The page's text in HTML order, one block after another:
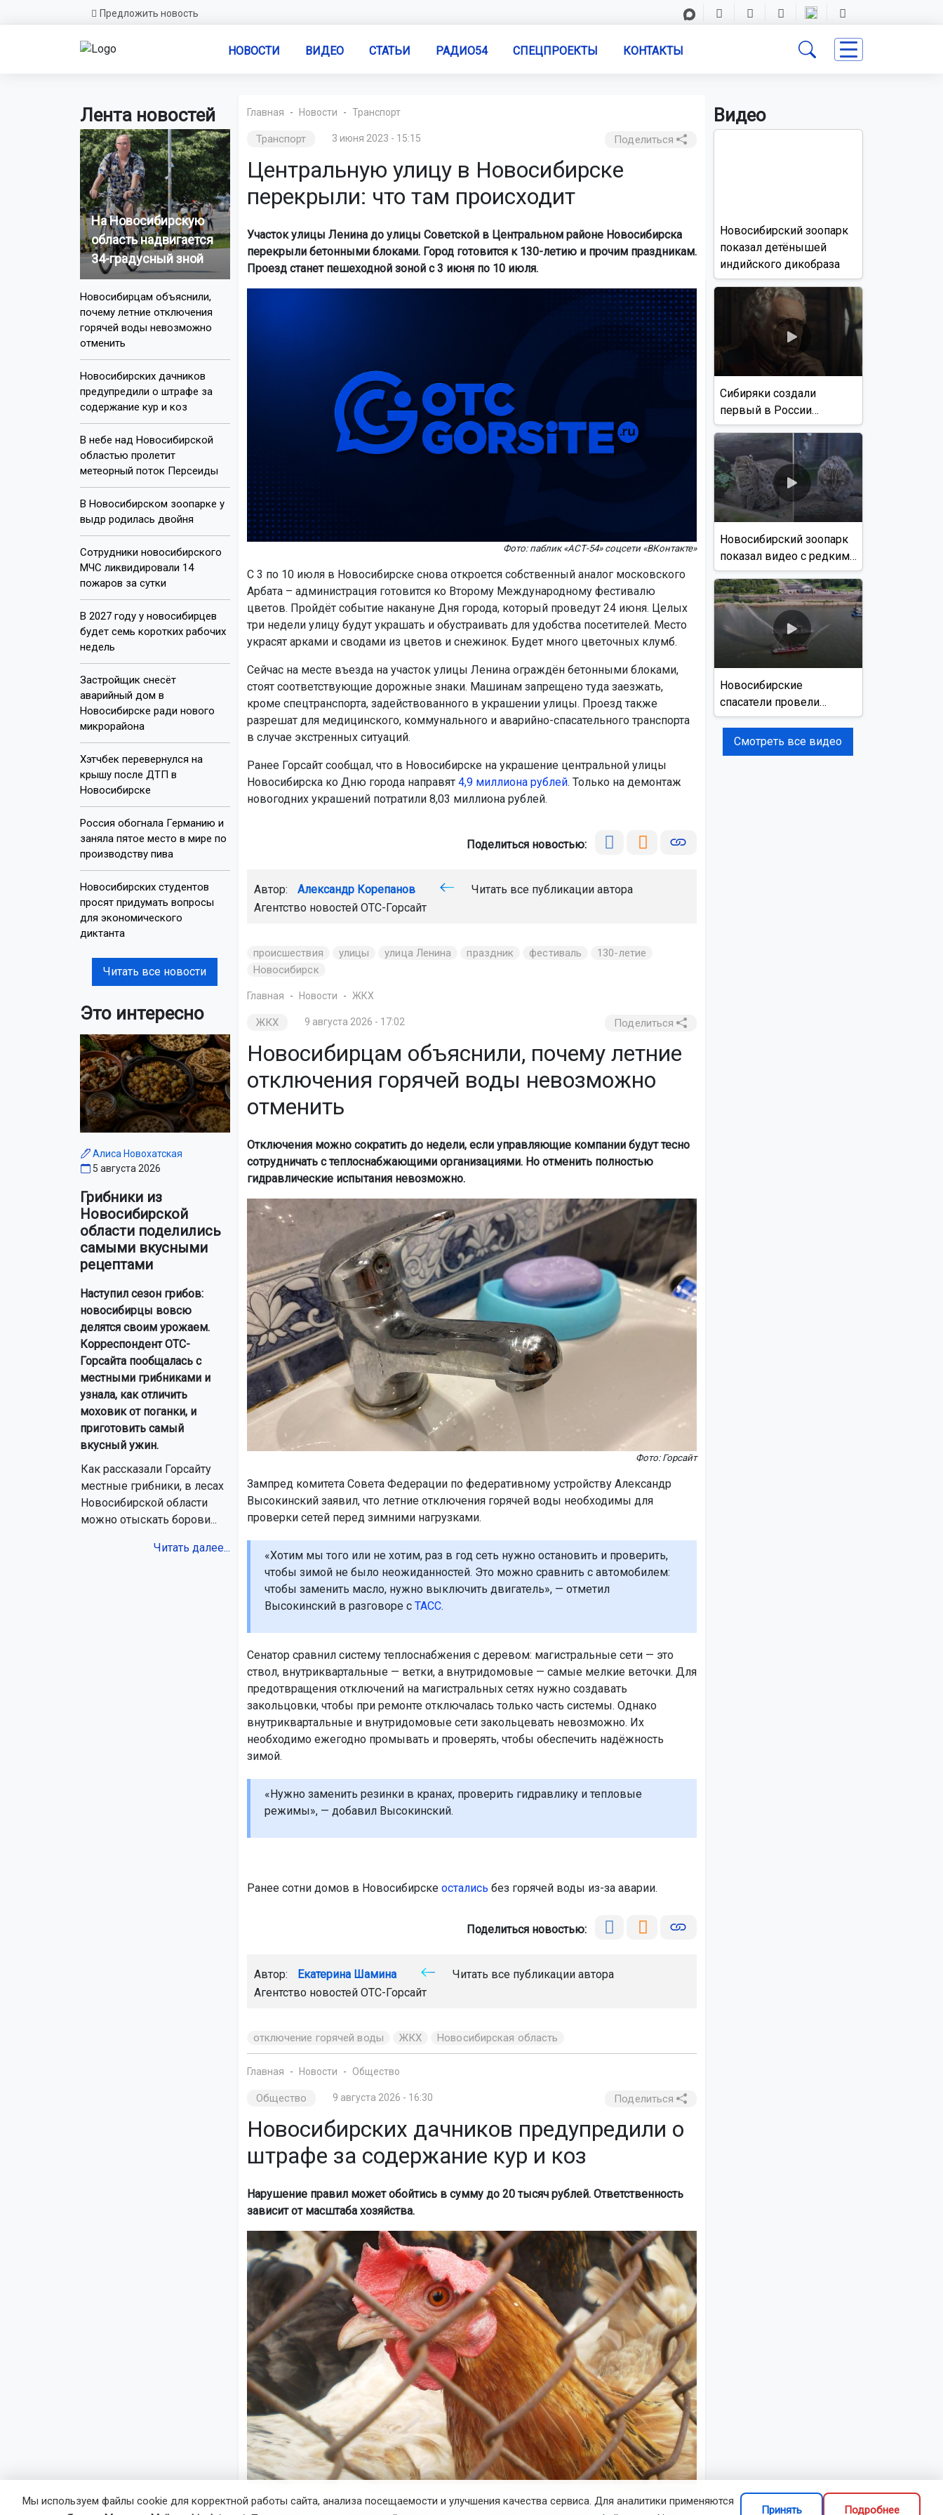
Предложить новость
НОВОСТИ ВИДЕО СТАТЬИ РАДИО54 СПЕЦПРОЕКТЫ КОНТАКТЫ
Лента новостей
На Новосибирскую
область надвигается
34-градусный зной
Новосибирцам объяснили,
почему летние отключения
горячей воды невозможно
отменить
Новосибирских дачников
предупредили о штрафе за
содержание кур и коз
В небе над Новосибирской
областью пролетит
метеорный поток Персеиды
В Новосибирском зоопарке у
выдр родилась двойня
Сотрудники новосибирского
МЧС ликвидировали 14
пожаров за сутки
В 2027 году у новосибирцев
будет семь коротких рабочих
недель
Застройщик снесёт
аварийный дом в
Новосибирске ради нового
микрорайона
Хэтчбек перевернулся на
крышу после ДТП в
Новосибирске
Россия обогнала Германию и
заняла пятое место в мире по
производству пива
Новосибирских студентов
просят придумать вопросы
для экономического
диктанта
Читать все новости
Это интересно
Алиса Новохатская
5 августа 2026
Грибники из
Новосибирской
области поделились
самыми вкусными
рецептами
Наступил сезон грибов:
новосибирцы вовсю
делятся своим урожаем.
Корреспондент ОТС-
Горсайта пообщалась с
местными грибниками и
узнала, как отличить
моховик от поганки, и
приготовить самый
вкусный ужин.
Как рассказали Горсайту
местные грибники, в лесах
Новосибирской области
можно отыскать борови...
Читать далее...
Главная Новости Транспорт
Транспорт 3 июня 2023 - 15:15 Поделиться
Центральную улицу в Новосибирске
перекрыли: что там происходит
Участок улицы Ленина до улицы Советской в Центральном районе Новосибирска
перекрыли бетонными блоками. Город готовится к 130-летию и прочим праздникам.
Проезд станет пешеходной зоной с 3 июня по 10 июля.
Фото: паблик «АСТ-54» соцсети «ВКонтакте»
С 3 по 10 июля в Новосибирске снова откроется собственный аналог московского
Арбата – администрация готовится ко Второму Международному фестивалю
цветов. Пройдёт событие накануне Дня города, который проведут 24 июня. Целых
три недели улицу будут украшать и обустраивать для удобства посетителей. Место
украсят арками и сводами из цветов и снежинок. Будет много цветочных клумб.
Сейчас на месте въезда на участок улицы Ленина ограждён бетонными блоками,
стоят соответствующие дорожные знаки. Машинам запрещено туда заезжать,
кроме спецтранспорта, задействованного в украшении улицы. Проезд также
разрешат для медицинского, коммунального и аварийно-спасательного транспорта
в случае экстренных ситуаций.
Ранее Горсайт сообщал, что в Новосибирске на украшение центральной улицы
Новосибирска ко Дню города направят 4,9 миллиона рублей. Только на демонтаж
новогодних украшений потратили 8,03 миллиона рублей.
Поделиться новостью:
Автор: Александр Корепанов
Читать все публикации автора
Агентство новостей ОТС-Горсайт
происшествия улицы улица Ленина праздник фестиваль
130-летие
Новосибирск
Главная Новости ЖКХ
ЖКХ 9 августа 2026 - 17:02 Поделиться
Новосибирцам объяснили, почему летние
отключения горячей воды невозможно
отменить
Отключения можно сократить до недели, если управляющие компании будут тесно
сотрудничать с теплоснабжающими организациями. Но отменить полностью
гидравлические испытания невозможно.
Фото: Горсайт
Зампред комитета Совета Федерации по федеративному устройству Александр
Высокинский заявил, что летние отключения горячей воды необходимы для
проверки сетей перед зимними нагрузками.
«Хотим мы того или не хотим, раз в год сеть нужно остановить и проверить,
чтобы зимой не было неожиданностей. Это можно сравнить с автомобилем:
чтобы заменить масло, нужно выключить двигатель», — отметил
Высокинский в разговоре с ТАСС.
Сенатор сравнил систему теплоснабжения с деревом: магистральные сети — это
ствол, внутриквартальные — ветки, а внутридомовые — самые мелкие веточки. Для
предотвращения отключений на магистральных сетях нужно создавать
закольцовки, чтобы при ремонте отключалась только часть системы. Однако
внутриквартальные и внутридомовые сети закольцевать невозможно. Их
необходимо ежегодно промывать и проверять, чтобы обеспечить надёжность
зимой.
«Нужно заменить резинки в кранах, проверить гидравлику и тепловые
режимы», — добавил Высокинский.
Ранее сотни домов в Новосибирске остались без горячей воды из-за аварии.
Поделиться новостью:
Автор: Екатерина Шамина
Читать все публикации автора
Агентство новостей ОТС-Горсайт
отключение горячей воды ЖКХ Новосибирская область
Главная Новости Общество
Общество 9 августа 2026 - 16:30 Поделиться
Новосибирских дачников предупредили о
штрафе за содержание кур и коз
Нарушение правил может обойтись в сумму до 20 тысяч рублей. Ответственность
зависит от масштаба хозяйства.
Видео
Новосибирский зоопарк
показал детёнышей
индийского дикобраза
Сибиряки создали
первый в России
документальный фильм
с использованием ИИ
Новосибирский зоопарк
показал видео с редким
виверровым котом
Новосибирские
спасатели провели
учения на реке Обь
Смотреть все видео
Мы используем файлы cookie для корректной работы сайта, анализа посещаемости и улучшения качества сервиса. Для аналитики применяются
Принять Подробнее